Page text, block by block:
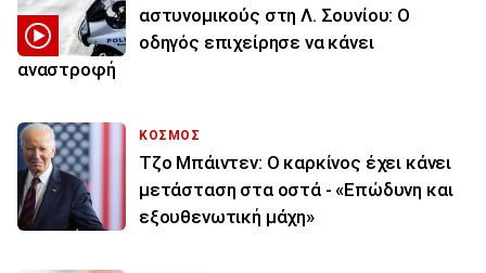
αστυνομικούς στη Λ. Σουνίου: Ο
οδηγός επιχείρησε να κάνει
αναστροφή
ΚΟΣΜΟΣ
Τζο Μπάιντεν: Ο καρκίνος έχει κάνει
μετάσταση στα οστά - «Επώδυνη και
εξουθενωτική μάχη»